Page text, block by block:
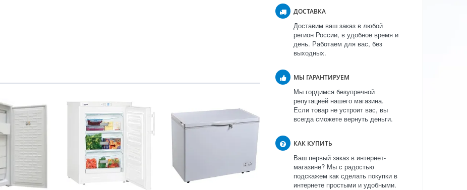
ДОСТАВКА
Доставим ваш заказ в любой
регион России, в удобное время и
день. Работаем для вас, без
выходных.
МЫ ГАРАНТИРУЕМ
Мы гордимся безупречной
репутацией нашего магазина.
Если товар не устроит вас, вы
всегда сможете вернуть деньги.
КАК КУПИТЬ
Ваш первый заказ в интернет-
магазине? Мы с радостью
подскажем как сделать покупки в
интернете простыми и удобными.